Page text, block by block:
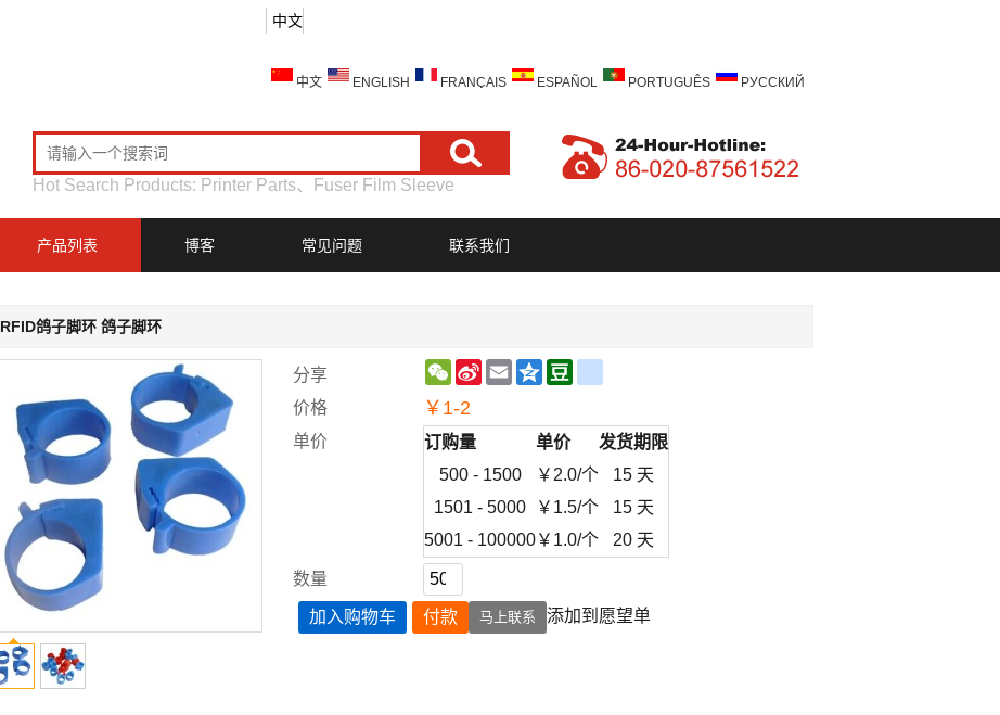
中文
中文 ENGLISH FRANÇAIS ESPAÑOL PORTUGUÊS РУССКИЙ
Hot Search Products: Printer Parts、 Fuser Film Sleeve
产品列表 博客 常见问题 联系我们
RFID鸽子脚环 鸽子脚环
分享 WeChat
Sina
Weibo
EmailQzone
价格 ￥ 1-2
单价 订购量 单价
发货期限
500 - 1500
￥ 2.0/个
15 天
1501 - 5000
￥ 1.5/个
15 天
5001 - 100000￥ 1.0/个 20 天
数量
加入购物车 付款 马上联系 添加到愿望单